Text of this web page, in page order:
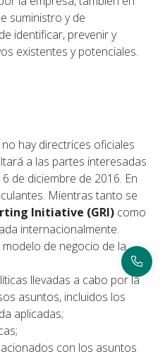
suministro y de
identificar, prevenir y
existentes y potenciales.
hay directrices oficiales
a las partes interesadas
de diciembre de 2016. En
Mientras tanto se
Initiative (GRI) como
internacionalmente.
de negocio de la
llevadas a cabo por la
asuntos, incluidos los
aplicadas;
con los asuntos